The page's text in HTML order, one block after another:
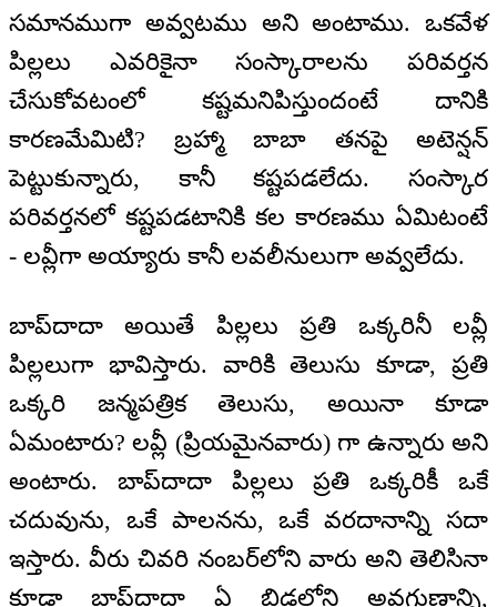
సమానముగా అవ్వటము అని అంటాము. ఒకవేళ
పిల్లలు ఎవరికైనా సంస్కారాలను పరివర్తన
చేసుకోవటంలో కష్టమనిపిస్తుందంటే దానికి
కారణమేమిటి? బ్రహ్మా బాబా తనపై అటెన్షన్
పెట్టుకున్నారు, కానీ కష్టపడలేదు. సంస్కార
పరివర్తనలో కష్టపడటానికి కల కారణము ఏమిటంటే
- లవ్లీగా అయ్యారు కానీ లవలీనులుగా అవ్వలేదు.
బాప్‌దాదా అయితే పిల్లలు ప్రతి ఒక్కరినీ లవ్లీ
పిల్లలుగా భావిస్తారు. వారికి తెలుసు కూడా, ప్రతి
ఒక్కరి జన్మపత్రిక తెలుసు, అయినా కూడా
ఏమంటారు? లవ్లీ (ప్రియమైనవారు) గా ఉన్నారు అని
అంటారు. బాప్‌దాదా పిల్లలు ప్రతి ఒక్కరికీ ఒకే
చదువును, ఒకే పాలనను, ఒకే వరదానాన్ని సదా
ఇస్తారు. వీరు చివరి నంబర్‌లోని వారు అని తెలిసినా
కూడా బాప్‌దాదా ఏ బిడ్డలోని అవగుణాన్ని,